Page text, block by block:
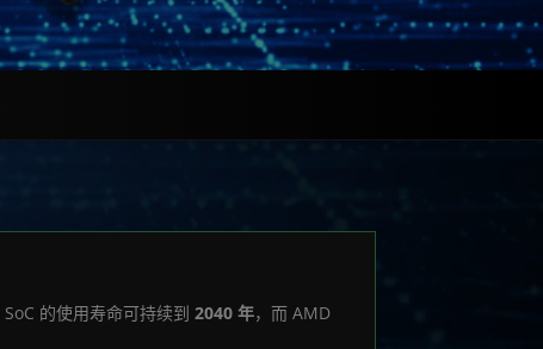
的使用寿命可持续到 2040 年，而 AMD